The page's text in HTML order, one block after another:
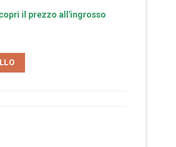
il prezzo all'ingrosso
BMM1606 quantità